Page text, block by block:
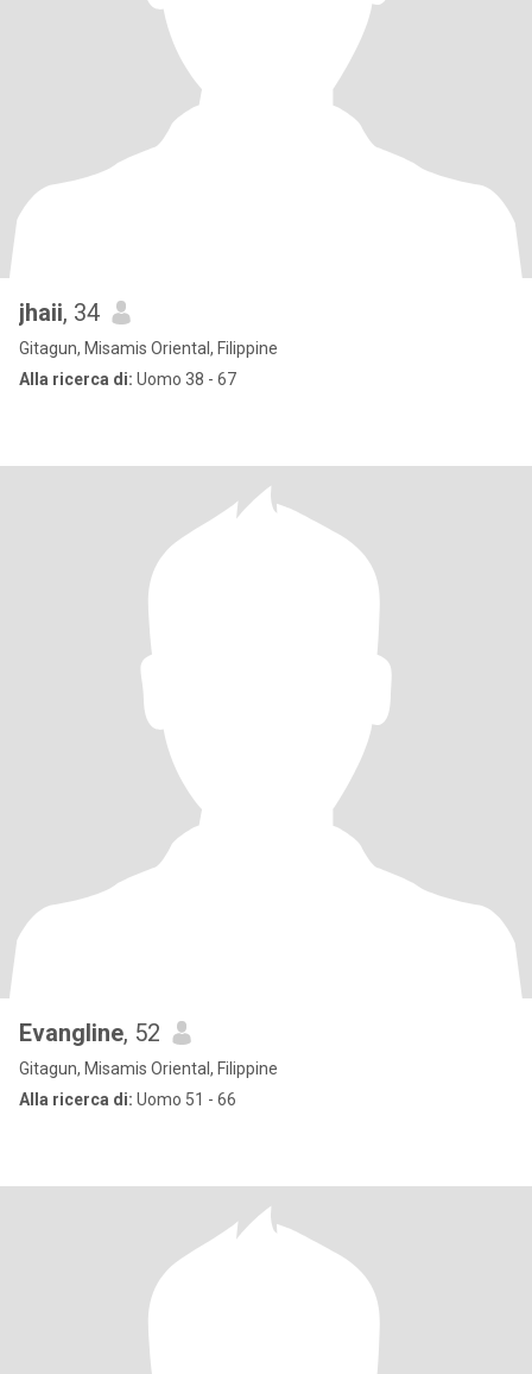
jhaii, 34
Gitagun, Misamis Oriental, Filippine
Alla ricerca di: Uomo 38 - 67
Evangline, 52
Gitagun, Misamis Oriental, Filippine
Alla ricerca di: Uomo 51 - 66